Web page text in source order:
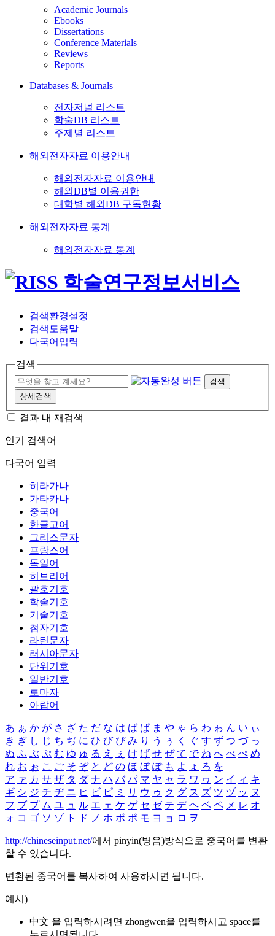
Academic Journals
Ebooks
Dissertations
Conference Materials
Reviews
Reports
Databases & Journals
전자저널 리스트
학술DB 리스트
주제별 리스트
해외전자자료 이용안내
해외전자자료 이용안내
해외DB별 이용권한
대학별 해외DB 구독현황
해외전자자료 통계
해외전자자료 통계
검색환경설정
검색도움말
다국어입력
검색
검색
상세검색
결과 내 재검색
인기 검색어
다국어 입력
히라가나
가타카나
중국어
한글고어
그리스문자
프랑스어
독일어
히브리어
괄호기호
학술기호
기술기호
첨자기호
라틴문자
러시아문자
단위기호
일반기호
로마자
아랍어
あ ぁ か が さ ざ た だ な は ば ぱ ま や ゃ ら わ ゎ ん い ぃ
き ぎ し じ ち ぢ に ひ び ぴ み り う ぅ く ぐ す ず つ づ っ
ぬ ふ ぶ ぷ む ゆ ゅ る え ぇ け げ せ ぜ て で ね へ べ ぺ め
れ お ぉ こ ご そ ぞ と ど の ほ ぼ ぽ も よ ょ ろ を
ア ァ カ サ ザ タ ダ ナ ハ バ パ マ ヤ ャ ラ ワ ヮ ン イ ィ キ
ギ シ ジ チ ヂ ニ ヒ ビ ピ ミ リ ウ ゥ ク グ ス ズ ツ ヅ ッ ヌ
フ ブ プ ム ユ ュ ル エ ェ ケ ゲ セ ゼ テ デ ヘ ベ ペ メ レ オ
ォ コ ゴ ソ ゾ ト ド ノ ホ ボ ポ モ ヨ ョ ロ ヲ ―
http://chineseinput.net/에서 pinyin(병음)방식으로 중국어를 변환
할 수 있습니다.
변환된 중국어를 복사하여 사용하시면 됩니다.
예시)
中文 을 입력하시려면 zhongwen을 입력하시고 space를